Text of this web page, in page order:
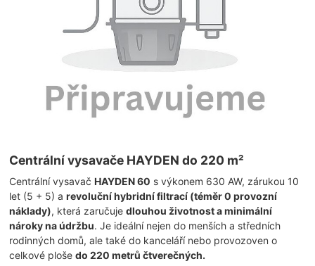
Centrální vysavače HAYDEN do 220 m²
Centrální vysavačHAYDEN 60 s výkonem 630 AW, zárukou 10
let (5 + 5) arevoluční hybridní filtrací (téměr 0 provozní
náklady), která zaručujedlouhou životnost a minimální
nároky na údržbu. Je ideální nejen do menších a středních
rodinných domů, ale také do kanceláří nebo provozoven o
celkové plošedo 220 metrů čtverečných.